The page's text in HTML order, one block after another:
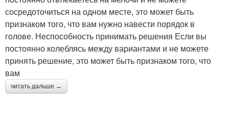
сосредоточиться на одном месте, это может быть
признаком того, что вам нужно навести порядок в
голове. Неспособность принимать решения Если вы
постоянно колеблясь между вариантами и не можете
принять решение, это может быть признаком того, что
вам
читать дальше →